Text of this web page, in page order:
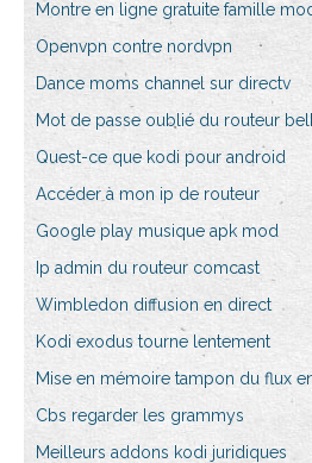
Montre en ligne gratuite famille
Openvpn contre nordvpn
Dance moms channel sur directv
Mot de passe oublié du routeur
Quest-ce que kodi pour android
Accéder à mon ip de routeur
Google play musique apk mod
Ip admin du routeur comcast
Wimbledon diffusion en direct
Kodi exodus tourne lentement
Mise en mémoire tampon du flux
Cbs regarder les grammys
Meilleurs addons kodi juridiques